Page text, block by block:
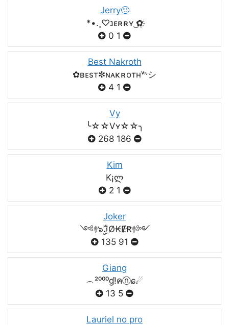
Jerry🙂
*•.¸♡נᴇʀʀʏ ͜✿҈
0 1
Best Nakroth
✿ʙᴇsт✼ɴᴀκʀoтнᵛᶰシ
4 1
Vy
╰☆☆Vʏ☆☆╮
268 186
Kim
K¡ლ
2 1
Joker
༺࿈๖ۣۣۜℑØ₭ɆꞦ࿈༻
135 91
Giang
︵²⁰⁰⁰ɠ!คⓝɕ☄
13 5
Lauriel no pro